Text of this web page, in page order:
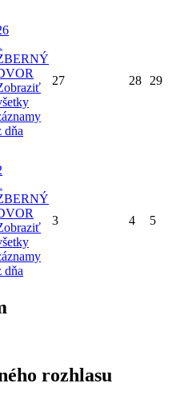
dňa
27 28 29
dňa
3 4 5
rozhlasu